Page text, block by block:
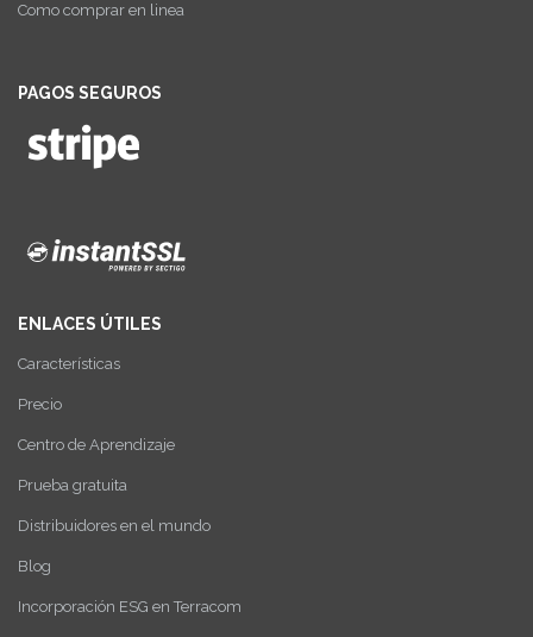
Como comprar en linea
PAGOS SEGUROS
ENLACES ÚTILES
Características
Precio
Centro de Aprendizaje
Prueba gratuita
Distribuidores en el mundo
Blog
Incorporación ESG en Terracom